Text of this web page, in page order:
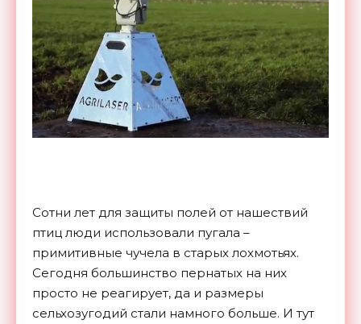
Сотни лет для защиты полей от нашествий
птиц люди использовали пугала –
примитивные чучела в старых лохмотьях.
Сегодня большинство пернатых на них
просто не реагирует, да и размеры
сельхозугодий стали намного больше. И тут